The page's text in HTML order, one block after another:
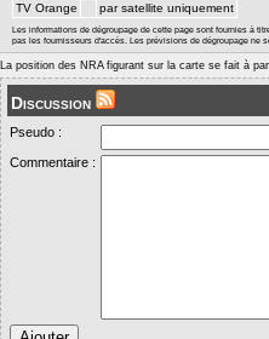
TV Orange
par satellite uniquement
Les informations de dégroupage de cette page sont fournies à
pas les fournisseurs d'accès. Les prévisions de dégroupage ne
La position des NRA figurant sur la carte se fait à
Discussion
Pseudo :
Commentaire :